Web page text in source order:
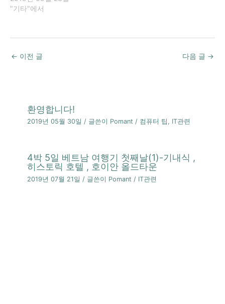
"기타"에서
← 이전 글 다음 글 →
환영합니다!
2019년 05월 30일 / 글쓴이 Pomant / 컴퓨터 팁 , IT관련
4박 5일 베트남 여행기 첫째날(1)-기내식 ,
히스토릭 호텔 , 호이안 올드타운
2019년 07월 21일 / 글쓴이 Pomant / IT관련